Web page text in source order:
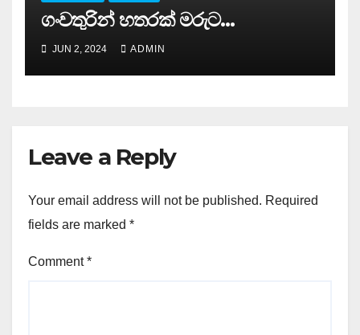
ගංවතුරින් හතරක් මරුට…
JUN 2, 2024 ADMIN
Leave a Reply
Your email address will not be published. Required
fields are marked *
Comment*